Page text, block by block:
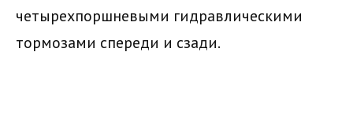
четырехпоршневыми гидравлическими
тормозами спереди и сзади.